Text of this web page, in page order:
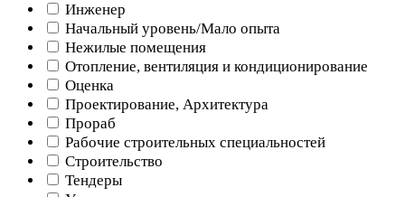
Инженер
Начальный уровень/Мало опыта
Нежилые помещения
Отопление, вентиляция и кондиционирование
Оценка
Проектирование, Архитектура
Прораб
Рабочие строительных специальностей
Строительство
Тендеры